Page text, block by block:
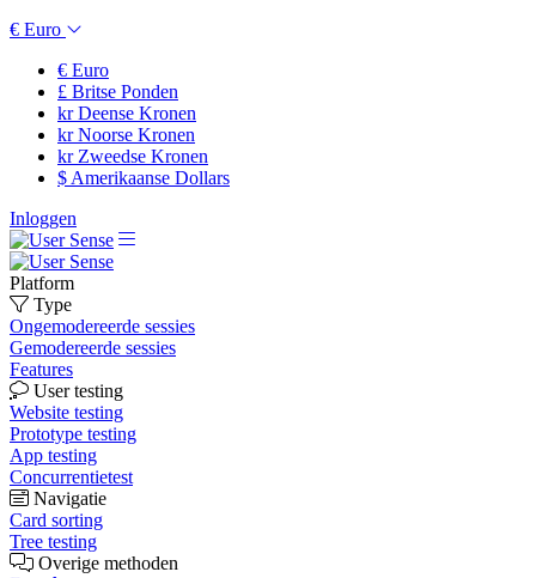
€ Euro
€ Euro
£ Britse Ponden
krDeense Kronen
krNoorse Kronen
krZweedse Kronen
$ Amerikaanse Dollars
Inloggen
Platform
Type
Ongemodereerde sessies
Gemodereerde sessies
Features
User testing
Website testing
Prototype testing
App testing
Concurrentietest
Navigatie
Card sorting
Tree testing
Overige methoden